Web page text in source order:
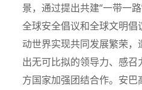
景，通过提出共建“一带一
全球安全倡议和全球文明
动世界实现共同发展繁荣
出无可比拟的领导力、感
方国家加强团结合作。安巴